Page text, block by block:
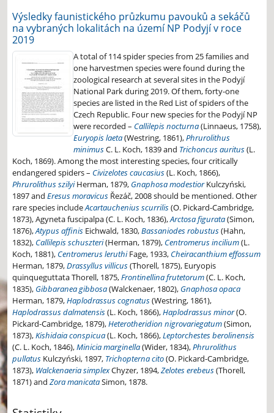
Výsledky faunistického průzkumu pavouků a sekáčů
na vybraných lokalitách na území NP Podyjí v roce
2019
A total of 114 spider species from 25 families and
one harvestmen species were found during the
zoological research at several sites in the Podyjí
National Park during 2019. Of them, forty-one
species are listed in the Red List of spiders of the
Czech Republic. Four new species for the Podyjí NP
were recorded – Callilepis nocturna(Linnaeus, 1758),
Euryopis laeta(Westring, 1861),Phrurolithus
minimusC. L. Koch, 1839 and Trichoncus auritus(L.
Koch, 1869). Among the most interesting species, four critically
endangered spiders – Civizelotes caucasius(L. Koch, 1866),
Phrurolithus szilyiHerman, 1879, Gnaphosa modestiorKulczyński,
1897 and Eresus moravicus Řezáč, 2008 should be mentioned. Other
rare species includeAcartauchenius scurrilis(O. Pickard-Cambridge,
1873), Agyneta fuscipalpa (C. L. Koch, 1836),Arctosa figurata(Simon,
1876),Atypus affinis Eichwald, 1830,Bassaniodes robustus(Hahn,
1832), Callilepis schuszteri(Herman, 1879), Centromerus incilium(L.
Koch, 1881), Centromerus leruthiFage, 1933, Cheiracanthium effossum
Herman, 1879,Drassyllus villicus(Thorell, 1875), Euryopis
quinqueguttata Thorell, 1875,Frontinellina frutetorum(C. L. Koch,
1835), Gibbaranea gibbosa(Walckenaer, 1802), Gnaphosa opaca
Herman, 1879,Haplodrassus cognatus(Westring, 1861),
Haplodrassus dalmatensis(L. Koch, 1866),Haplodrassus minor(O.
Pickard-Cambridge, 1879),Heterotheridion nigrovariegatum(Simon,
1873),Kishidaia conspicua(L. Koch, 1866),Leptorchestes berolinensis
(C. L. Koch, 1846),Minicia marginella(Wider, 1834),Phrurolithus
pullatus Kulczyński, 1897, Trichopterna cito(O. Pickard-Cambridge,
1873), Walckenaeria simplexChyzer, 1894,Zelotes erebeus(Thorell,
1871) and Zora manicataSimon, 1878.